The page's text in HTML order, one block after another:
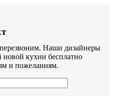
Наши дизайнеры
новой кухни бесплатно
и пожеланиям.